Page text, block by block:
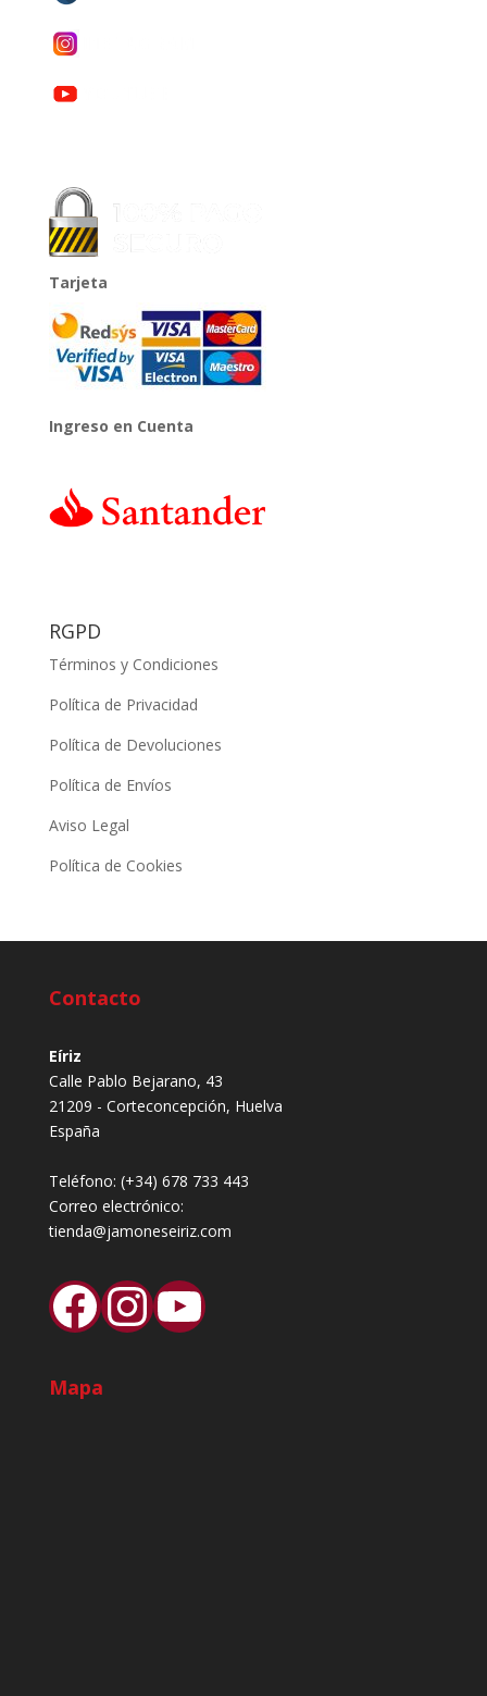
Tarjeta
Ingreso en Cuenta
RGPD
Términos y Condiciones
Política de Privacidad
Política de Devoluciones
Política de Envíos
Aviso Legal
Política de Cookies
Contacto
Eíriz
Calle Pablo Bejarano, 43
21209 - Corteconcepción, Huelva
España
Teléfono: (+34) 678 733 443
Correo electrónico:
tienda@jamoneseiriz.com
Facebook
Instagram
YouTube
Mapa